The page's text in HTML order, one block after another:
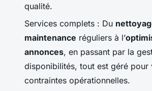
qualité.
Services complets : Du
maintenance réguliers à l’
annonces, en passant par la
disponibilités, tout est géré pour
contraintes opérationnelles.